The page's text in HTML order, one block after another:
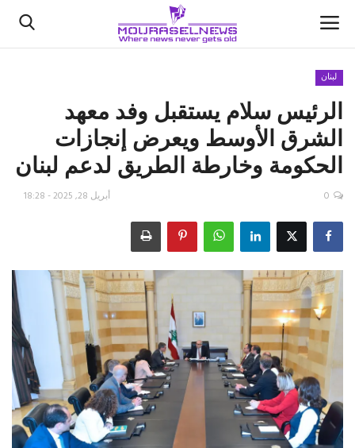
الأخبار
كتّابنا
السعودية
اقتصاد
علوم وتكنولوجيا
رياضة
فيديو
حياة
لبنان
الرئيس سلام يستقبل وفد معهد
الشرق الأوسط ويعرض إنجازات
الحكومة وخارطة الطريق لدعم لبنان
أبريل 28, 2025 - 18:28 0